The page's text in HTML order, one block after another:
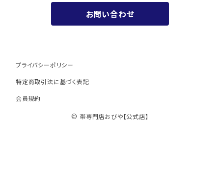
お問い合わせ
プライバシーポリシー
特定商取引法に基づく表記
会員規約
© 帯専門店おびや【公式店】